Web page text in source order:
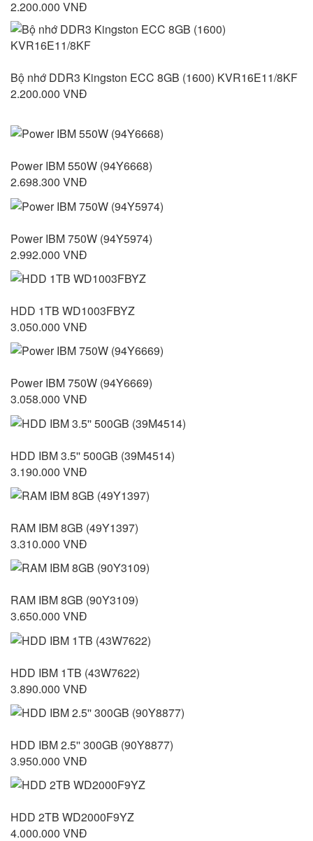
2.200.000 VNĐ
Bộ nhớ DDR3 Kingston ECC 8GB (1600) KVR16E11/8KF
2.200.000 VNĐ
Power IBM 550W (94Y6668)
2.698.300 VNĐ
Power IBM 750W (94Y5974)
2.992.000 VNĐ
HDD 1TB WD1003FBYZ
3.050.000 VNĐ
Power IBM 750W (94Y6669)
3.058.000 VNĐ
HDD IBM 3.5'' 500GB (39M4514)
3.190.000 VNĐ
RAM IBM 8GB (49Y1397)
3.310.000 VNĐ
RAM IBM 8GB (90Y3109)
3.650.000 VNĐ
HDD IBM 1TB (43W7622)
3.890.000 VNĐ
HDD IBM 2.5'' 300GB (90Y8877)
3.950.000 VNĐ
HDD 2TB WD2000F9YZ
4.000.000 VNĐ